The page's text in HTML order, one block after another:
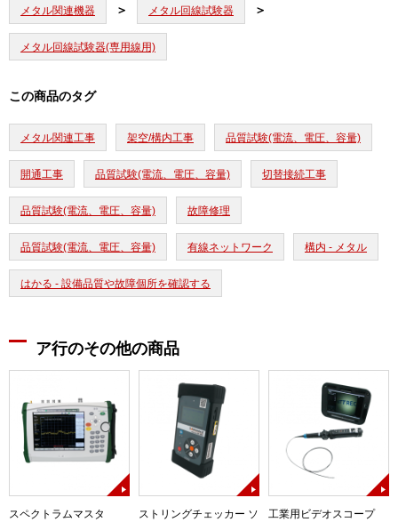
メタル関連機器 メタル回線試験器
メタル回線試験器(専用線用)
この商品のタグ
メタル関連工事 架空/構内工事 品質試験(電流、電圧、容量)
開通工事 品質試験(電流、電圧、容量) 切替接続工事
品質試験(電流、電圧、容量) 故障修理
品質試験(電流、電圧、容量) 有線ネットワーク 構内 - メタル
はかる - 設備品質や故障個所を確認する
ア行のその他の商品
スペクトラムマスタ
ストリングチェッカー ソ
工業用ビデオスコープ